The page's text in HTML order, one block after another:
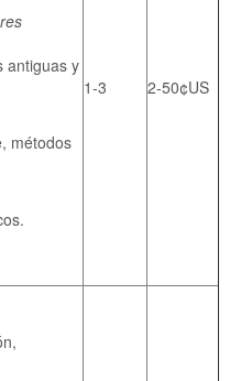
antiguas y
métodos
1-3 2-50¢US